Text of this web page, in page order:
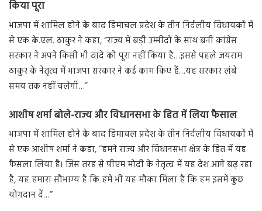
किया पूरा
भाजपा में शामिल होने के बाद हिमाचल प्रदेश के तीन निर्दलीय विधायकों में
से एक के.एल. ठाकुर ने कहा, “राज्य में बड़ी उम्मीदों के साथ बनी कांग्रेस
सरकार ने अपने किसी भी वादे को पूरा नहीं किया है…इससे पहले जयराम
ठाकुर के नेतृत्व में भाजपा सरकार ने कई काम किए हैं…यह सरकार लंबे
समय तक नहीं चलेगी…”
आशीष शर्मा बोले-राज्य और विधानसभा के हित में लिया फैसाल
भाजपा में शामिल होने के बाद हिमाचल प्रदेश के तीन निर्दलीय विधायकों में
से एक आशीष शर्मा ने कहा, “हमने राज्य और विधानसभा क्षेत्र के हित में यह
फैसला लिया है। जिस तरह से पीएम मोदी के नेतृत्व में यह देश आगे बढ़ रहा
है, यह हमारा सौभाग्य है कि हमें भी यह मौका मिला है कि हम इसमें कुछ
योगदान दें…”